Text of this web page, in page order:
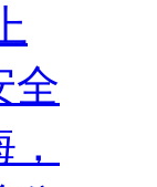
全